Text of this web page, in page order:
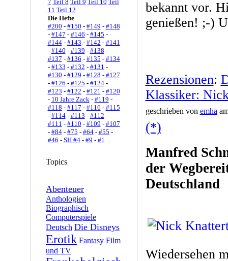
7 Teil 8 Teil 9 Teil 10 Teil
11 Teil 12
Die Hefte
#200 - #150 - #149 - #148
- #147 - #146 - #145 -
#144- #143 - #142 - #141
- #140 - #139 - #138 -
#137 - #136 - #135 - #134
- #133 - #132 - #131 -
#130 - #129 - #128 - #127
- #126 - #125 - #124-
#123 - #122 - #121 - #120
- 10 Jahre Zack- #119 -
#118 - #117 - #116 - #115
- #114- #113 - #112 -
#111 - #110 - #109 - #107
- #84- #75 - #64- #55 -
#46 - SH #4- #9 - #1
Topics
Abenteuer
Anthologien
Biographisch
Computerspiele
Deutsch Die Disneys
Erotik Fantasy Film
und TV
bekannt vor.
genießen! ;-)
Rezensionen:
Klassiker:
geschrieben von emha
(*)
Manfred
der
Deutschland
Wiedersehen